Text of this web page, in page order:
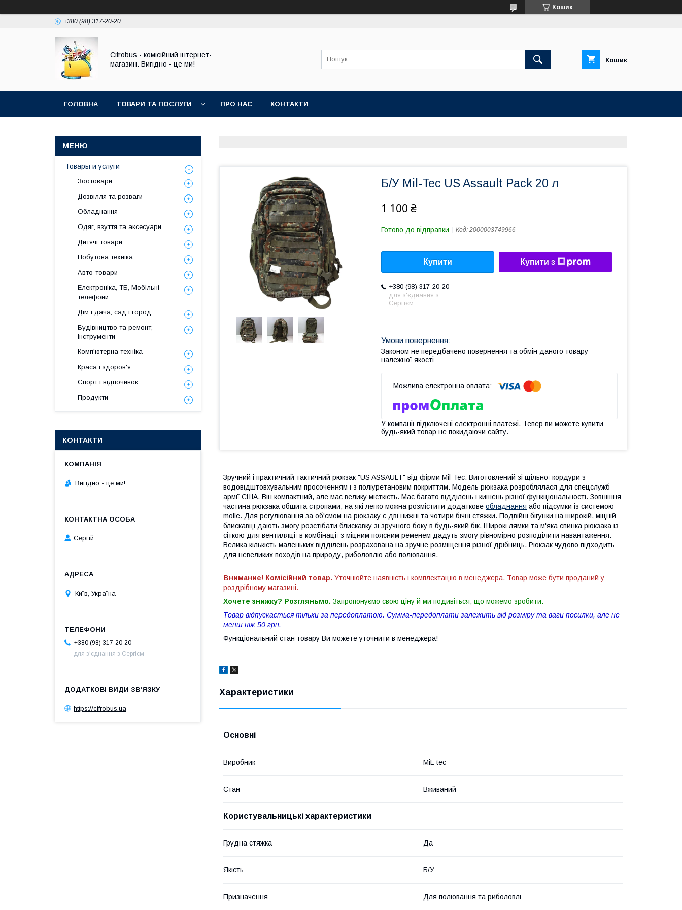
Кошик
+380 (98) 317-20-20
Cifrobus - комiсiйний iнтернет-
магазин. Вигiдно - це ми!
Кошик
ГОЛОВНА ТОВАРИ ТА ПОСЛУГИ ПРО НАС КОНТАКТИ
Б/У Mil-Tec US Assault Pack 20 л
1 100 ₴
Готово до відправки Код: 2000003749966
Купити Купити з
+380 (98) 317-20-20
для з'єднання з
Сергієм
Законом не передбачено повернення та обмін даного товару
належної якості
У компанії підключені електронні платежі. Тепер ви можете купити
будь-який товар не покидаючи сайту.
Зручний і практичний тактичний рюкзак "US ASSAULT" від фірми Mil-Tec. Виготовлений зі щільної кордури з
водовідштовхувальним просоченням і з поліуретановим покриттям. Модель рюкзака розроблялася для спецслужб
армії США. Він компактний, але має велику місткість. Має багато відділень і кишень різної функціональності. Зовнішня
частина рюкзака обшита стропами, на які легко можна розмістити додаткове обладнання або підсумки із системою
molle. Для регулювання за об'ємом на рюкзаку є дві нижні та чотири бічні стяжки. Подвійні бігунки на широкій, міцній
блискавці дають змогу розстібати блискавку зі зручного боку в будь-який бік. Широкі лямки та м'яка спинка рюкзака із
сіткою для вентиляції в комбінації з міцним поясним ременем дадуть змогу рівномірно розподілити навантаження.
Велика кількість маленьких відділень розрахована на зручне розміщення різної дрібниць. Рюкзак чудово підходить
для невеликих походів на природу, риболовлю або полювання.
Внимание! Комісійний товар. Уточнюйте наявність і комплектацію в менеджера. Товар може бути проданий у
роздрібному магазині.
Хочете знижку? Розгляньмо. Запропонуємо свою ціну й ми подивіться, що можемо зробити.
Товар відпускається тільки за передоплатою. Сумма-передоплати залежить від розміру та ваги посилки, але не
менш ніж 50 грн.
Функціональний стан товару Ви можете уточнити в менеджера!
Характеристики
Основні
Виробник MiL-tec
Стан Вживаний
Користувальницькі характеристики
Грудна стяжка Да
Якість Б/У
Призначення Для полювання та риболовлі
Товары и услуги
Зоотовари
Дозвілля та розваги
Обладнання
Одяг, взуття та аксесуари
Дитячі товари
Побутова техніка
Авто-товари
Електроніка, ТБ, Мобільні
телефони
Дім і дача, сад і город
Будівництво та ремонт,
Інструменти
Комп'ютерна техніка
Краса і здоров'я
Спорт і відпочинок
Продукти
КОНТАКТИ
Вигiдно - це ми!
Сергій
Київ, Україна
+380 (98) 317-20-20
для з'єднання з Сергієм
https://cifrobus.ua